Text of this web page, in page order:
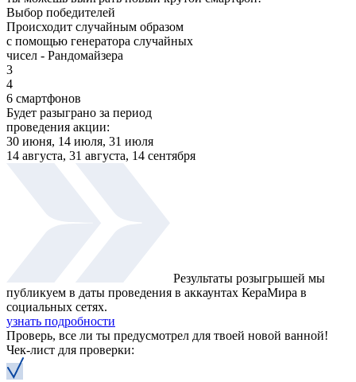
Выбор победителей
Происходит случайным образом
с помощью генератора случайных
чисел - Рандомайзера
3
4
6 смартфонов
Будет разыграно за период
проведения акции:
30 июня, 14 июля, 31 июля
14 августа, 31 августа, 14 сентября
Результаты розыгрышей мы
публикуем в даты проведения в аккаунтах КераМира в
социальных сетях.
узнать подробности
Проверь, все ли ты предусмотрел для твоей новой ванной!
Чек-лист для проверки: